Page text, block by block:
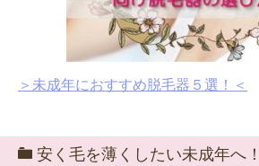
＞未成年におすすめ脱毛器５選！＜
安く毛を薄くしたい未成年へ！